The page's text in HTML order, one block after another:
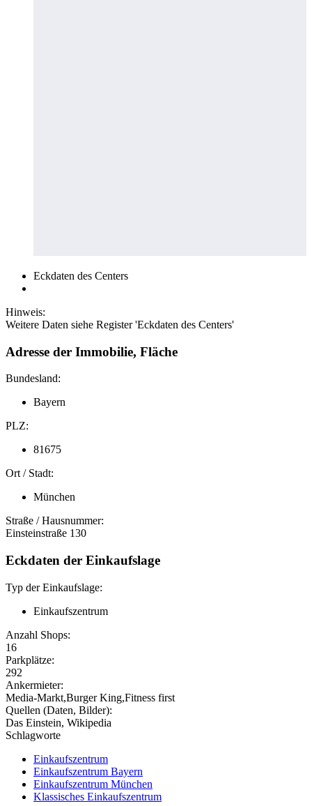
Eckdaten des Centers
Hinweis:
Weitere Daten siehe Register 'Eckdaten des Centers'
Adresse der Immobilie, Fläche
Bundesland:
Bayern
PLZ:
81675
Ort / Stadt:
München
Straße / Hausnummer:
Einsteinstraße 130
Eckdaten der Einkaufslage
Typ der Einkaufslage:
Einkaufszentrum
Anzahl Shops:
16
Parkplätze:
292
Ankermieter:
Media-Markt,Burger King,Fitness first
Quellen (Daten, Bilder):
Das Einstein, Wikipedia
Schlagworte
Einkaufszentrum
Einkaufszentrum Bayern
Einkaufszentrum München
Klassisches Einkaufszentrum